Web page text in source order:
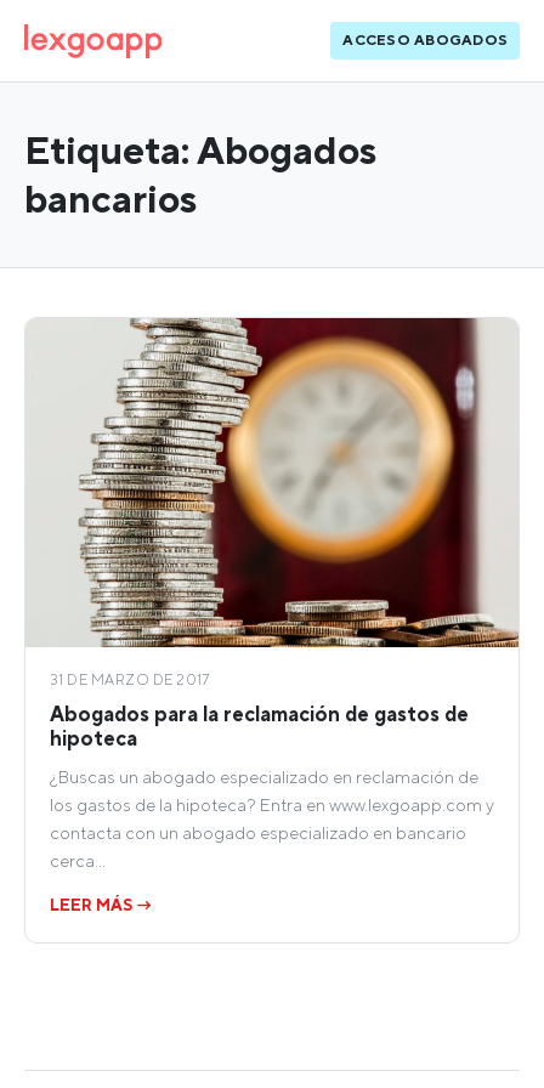
ACCESO ABOGADOS
Etiqueta:Abogados
bancarios
31 DE MARZO DE 2017
Abogados para la reclamación de gastos de
hipoteca
¿Buscas un abogado especializado en reclamación de
los gastos de la hipoteca? Entra en www.lexgoapp.com y
contacta con un abogado especializado en bancario
cerca…
LEER MÁS →